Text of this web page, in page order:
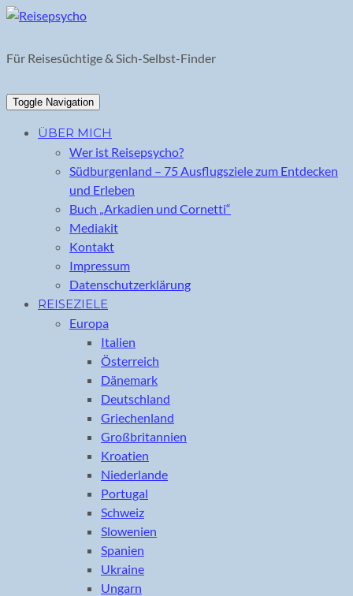
Skip
content
Für Reisesüchtige & Sich-Selbst-Finder
Toggle Navigation
ÜBER MICH
Wer ist Reisepsycho?
Südburgenland – 75 Ausflugsziele zum Entdecken
und Erleben
Buch „Arkadien und Cornetti“
Mediakit
Kontakt
Impressum
Datenschutzerklärung
REISEZIELE
Europa
Italien
Österreich
Dänemark
Deutschland
Griechenland
Großbritannien
Kroatien
Niederlande
Portugal
Schweiz
Slowenien
Spanien
Ukraine
Ungarn